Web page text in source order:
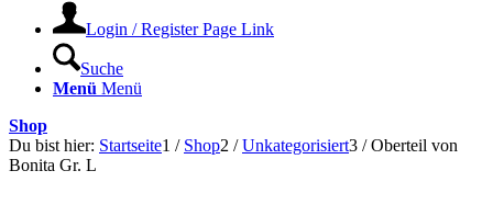
Login / Register Page Link
Suche
Menü Menü
Shop
Du bist hier: Startseite1 / Shop2 / Unkategorisiert3 / Oberteil von
Bonita Gr. L